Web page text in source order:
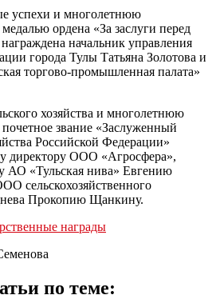
успехи и многолетнюю
ордена «За заслуги перед
начальник управления
города Тулы Татьяна Золотова и
торгово-промышленная палата»
хозяйства и многолетнюю
звание «Заслуженный
Российской Федерации»
директору ООО «Агросфера»,
АО «Тульская нива» Евгению
сельскохозяйственного
Прокопию Щанкину.
награды
по теме: